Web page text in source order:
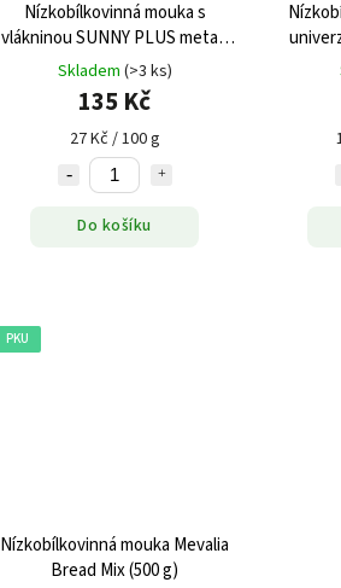
Nízkobílkovinná mouka s
vlákninou SUNNY PLUS metaX
PKU, 500 g
Skladem (>3 ks)
135 Kč
27 Kč / 100 g
Do košíku
PKU
Nízkobílkovinná mouka Mevalia
Bread Mix (500 g)